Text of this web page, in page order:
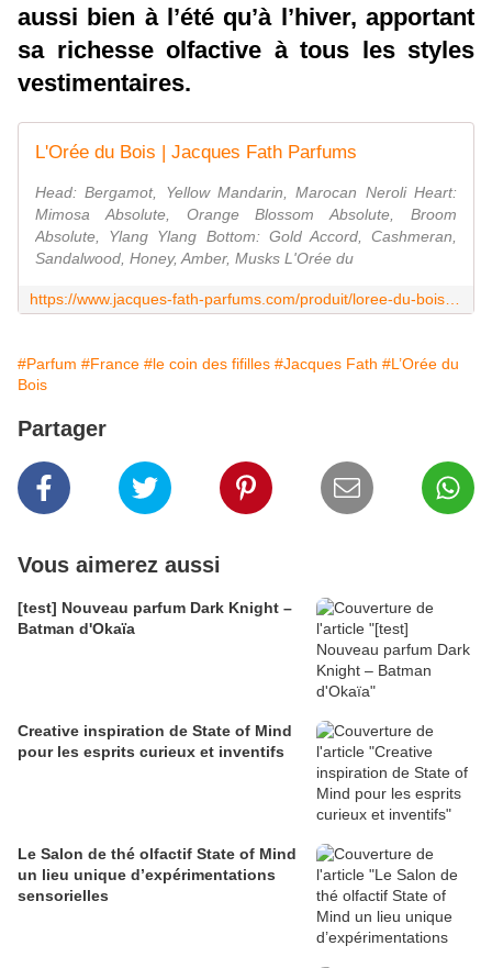
aussi bien à l’été qu’à l’hiver, apportant
sa richesse olfactive à tous les styles
vestimentaires.
L'Orée du Bois | Jacques Fath Parfums
Head: Bergamot, Yellow Mandarin, Marocan Neroli Heart:
Mimosa Absolute, Orange Blossom Absolute, Broom
Absolute, Ylang Ylang Bottom: Gold Accord, Cashmeran,
Sandalwood, Honey, Amber, Musks L'Orée du
#Parfum #France #le coin des fifilles #Jacques Fath #L’Orée du
Bois
Partager
Vous aimerez aussi
[test] Nouveau parfum Dark Knight –
Batman d'Okaïa
Creative inspiration de State of Mind
pour les esprits curieux et inventifs
Le Salon de thé olfactif State of Mind
un lieu unique d’expérimentations
sensorielles